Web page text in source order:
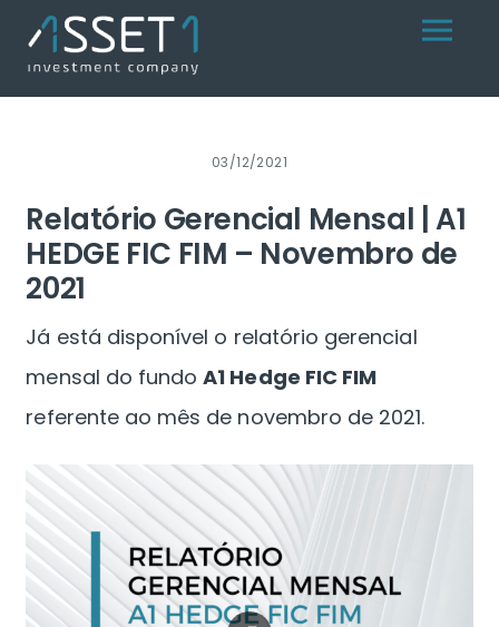
content
Menu
03/12/2021
Relatório Gerencial Mensal | A1
HEDGE FIC FIM – Novembro de
2021
Já está disponível o relatório gerencial
mensal do fundoA1 Hedge FIC FIM
referente ao mês de novembro de 2021.